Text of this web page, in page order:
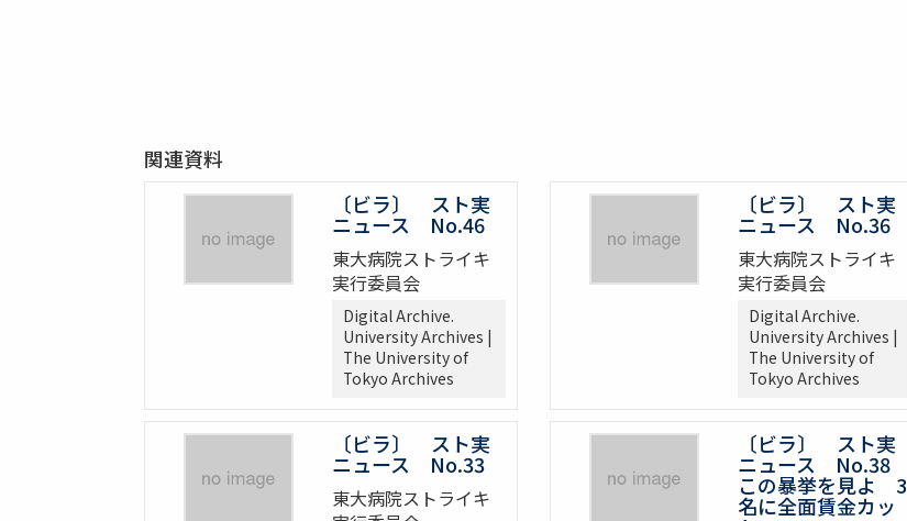
関連資料
〔ビラ〕 スト実
ニュース No.46
東大病院ストライキ
実行委員会
Digital Archive.
University Archives |
The University of
Tokyo Archives
〔ビラ〕 スト実
ニュース No.36
東大病院ストライキ
実行委員会
Digital Archive.
University Archives |
The University of
Tokyo Archives
〔ビラ〕 スト実
ニュース No.33
東大病院ストライキ
〔ビラ〕 スト実
ニュース No.38
この暴挙を見よ 3
名に全面賃金カッ